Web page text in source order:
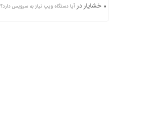
خشایار در آیا دستگاه ویپ نیاز به سرویس دارد؟